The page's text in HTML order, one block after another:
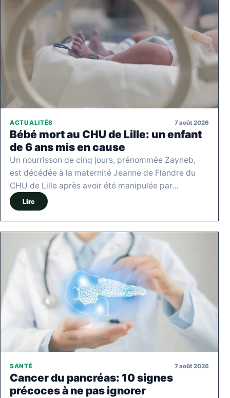
ACTUALITÉS 7 août 2026
Bébé mort au CHU de Lille: un enfant
de 6 ans mis en cause
Un nourrisson de cinq jours, prénommée Zayneb,
est décédée à la maternité Jeanne de Flandre du
CHU de Lille après avoir été manipulée par…
Lire
SANTÉ 7 août 2026
Cancer du pancréas: 10 signes
précoces à ne pas ignorer